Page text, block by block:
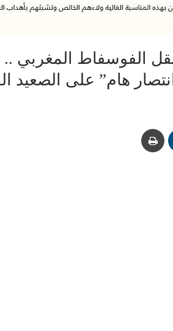
الفوسفاط المغربي ..
هام” على الصعيد